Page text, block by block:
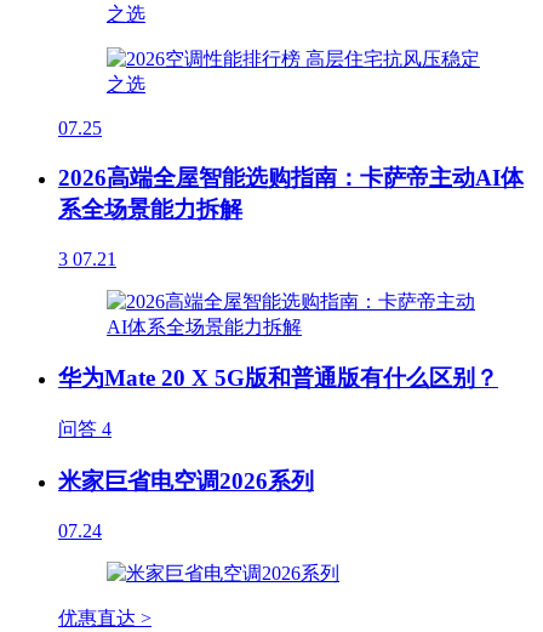
07.25
2026高端全屋智能选购指南：卡萨帝主动AI体
系全场景能力拆解
3 07.21
华为Mate 20 X 5G版和普通版有什么区别？
问答 4
米家巨省电空调2026系列
07.24
优惠直达 >